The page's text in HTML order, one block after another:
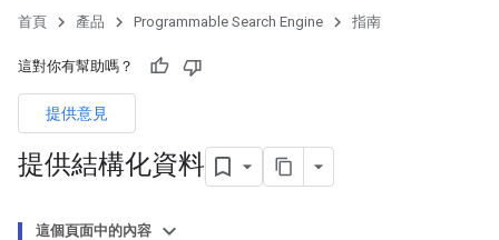
首頁 產品 Programmable Search Engine 指南
這對你有幫助嗎？
提供意見
提供結構化資料
這個頁面中的內容